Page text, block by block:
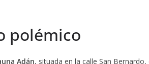
polémico
Adán, situada en la calle San Bernardo,